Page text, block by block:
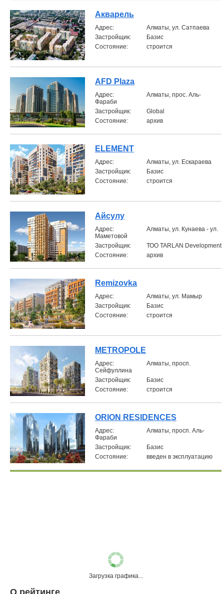
Акварель
Aдрес:
Алматы, ул. Сатпаева
Застройщик:
Базис
Состояние:
строится
AFD Plaza
Aдрес:
Алматы, прос. Аль-
Фараби
Застройщик:
Global
Состояние:
архив
ELEMENT
Aдрес:
Алматы, ул. Ескараева
Застройщик:
Базис
Состояние:
строится
Айсулу
Aдрес:
Алматы, ул. Кунаева - ул.
Маметовой
Застройщик:
ТОО TARLAN Development
Состояние:
архив
Remizovka
Aдрес:
Алматы, ул. Мамыр
Застройщик:
Базис
Состояние:
строится
METROPOLE
Aдрес:
Алматы, просп.
Сейфуллина
Застройщик:
Базис
Состояние:
строится
ORION RESIDENCES
Aдрес:
Алматы, просп. Аль-
Фараби
Застройщик:
Базис
Состояние:
введен в эксплуатацию
Загрузка графика...